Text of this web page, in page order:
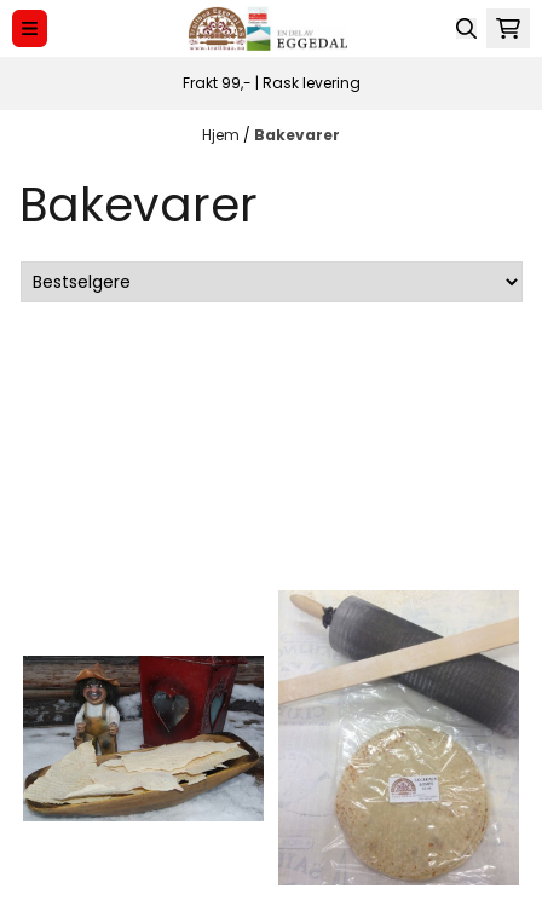
Hopp til innhold
Frakt 99,- | Rask levering
Hjem / Bakevarer
Bakevarer